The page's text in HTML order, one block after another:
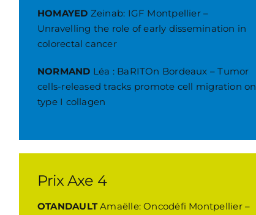
HOMAYED Zeinab: IGF Montpellier –
Unravelling the role of early dissemination in
colorectal cancer
NORMAND Léa : BaRITOn Bordeaux – Tumor
cells-released tracks promote cell migration on
type I collagen
Prix Axe 4
OTANDAULTAmaëlle: Oncodéfi Montpellier –